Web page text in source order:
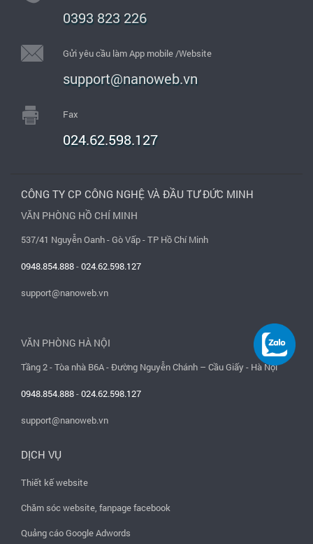
0393 823 226
Gửi yêu cầu làm App mobile /Website
support@nanoweb.vn
Fax
024.62.598.127
CÔNG TY CP CÔNG NGHỆ VÀ ĐẦU TƯ ĐỨC MINH
VĂN PHÒNG HỒ CHÍ MINH
537/41 Nguyễn Oanh - Gò Vấp - TP Hồ Chí Minh
0948.854.888-024.62.598.127
support@nanoweb.vn
VĂN PHÒNG HÀ NỘI
Tầng 2 - Tòa nhà B6A - Đường Nguyễn Chánh – Cầu Giấy - Hà Nội
0948.854.888-024.62.598.127
support@nanoweb.vn
DỊCH VỤ
Thiết kế website
Chăm sóc website, fanpage facebook
Quảng cáo Google Adwords